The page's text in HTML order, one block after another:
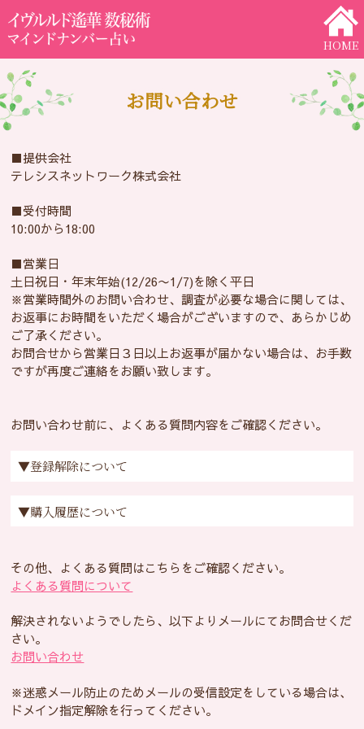
HOME
お問い合わせ
■提供会社
テレシスネットワーク株式会社
■受付時間
10:00から18:00
■営業日
土日祝日・年末年始(12/26〜1/7)を除く平日
※営業時間外のお問い合わせ、調査が必要な場合に関しては、
お返事にお時間をいただく場合がございますので、あらかじめ
ご了承ください。
お問合せから営業日３日以上お返事が届かない場合は、お手数
ですが再度ご連絡をお願い致します。
お問い合わせ前に、よくある質問内容をご確認ください。
▼登録解除について
▼購入履歴について
その他、よくある質問はこちらをご確認ください。
よくある質問について
解決されないようでしたら、以下よりメールにてお問合せくだ
さい。
お問い合わせ
※迷惑メール防止のためメールの受信設定をしている場合は､
ドメイン指定解除を行ってください｡